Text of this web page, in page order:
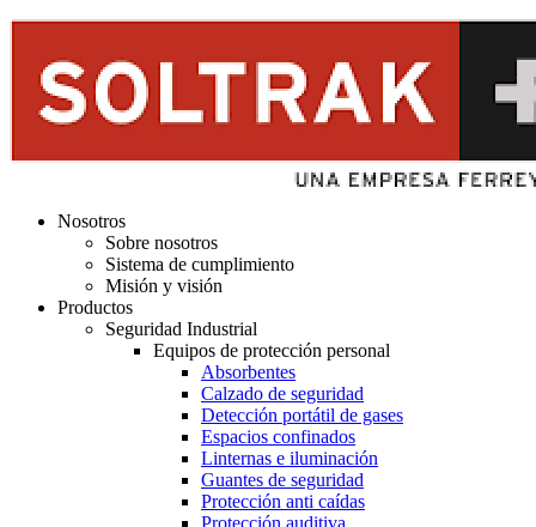
Nosotros
Sobre nosotros
Sistema de cumplimiento
Misión y visión
Productos
Seguridad Industrial
Equipos de protección personal
Absorbentes
Calzado de seguridad
Detección portátil de gases
Espacios confinados
Linternas e iluminación
Guantes de seguridad
Protección anti caídas
Protección auditiva